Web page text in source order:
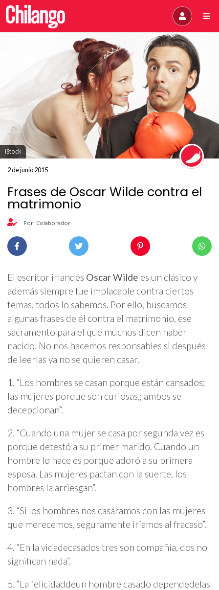
iStock
2 de junio 2015
Frases de Oscar Wilde contra el
matrimonio
Por: Colaborador
El escritor irlandés Oscar Wilde es un clásico y
además siempre fue implacable contra ciertos
temas, todos lo sabemos. Por ello, buscamos
algunas frases de él contra el matrimonio, ese
sacramento para el que muchos dicen haber
nacido. No nos hacemos responsables si después
de leerlas ya no se quieren casar.
1. “Los hombres se casan porque están cansados;
las mujeres porque son curiosas,; ambos se
decepcionan”.
2. “Cuando una mujer se casa por segunda vez es
porque detestó a su primer marido. Cuando un
hombre lo hace es porque adoró a su primera
esposa. Las mujeres pactan con la suerte, los
hombres la arriesgan”.
3. “Si los hombres nos casáramos con las mujeres
que merecemos, seguramente iríamos al fracaso”.
4. “En la vidadecasados tres son compañía, dos no
significan nada”.
5. “La felicidaddeun hombre casado dependedelas